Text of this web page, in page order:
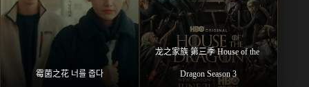
霉菌之花 너를 줍다
龙之家族 第三季 House of the
Dragon Season 3